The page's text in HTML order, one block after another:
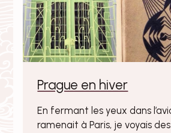
Prague en hiver
En fermant les yeux dans
ramenait à Paris, je voyais